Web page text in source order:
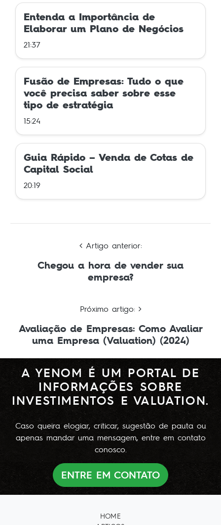
Entenda a Importância de
Elaborar um Plano de Negócios
21:37
Fusão de Empresas: Tudo o que
você precisa saber sobre esse
tipo de estratégia
15:24
Guia Rápido – Venda de Cotas de
Capital Social
20:19
Artigo anterior:
Chegou a hora de vender sua
empresa?
Próximo artigo:
Avaliação de Empresas: Como Avaliar
uma Empresa (Valuation) (2024)
A YENOM É UM PORTAL DE
INFORMAÇÕES SOBRE
INVESTIMENTOS E VALUATION.
Caso queira elogiar, criticar, sugestão de pauta ou
apenas mandar uma mensagem, entre em contato
conosco.
ENTRE EM CONTATO
HOME